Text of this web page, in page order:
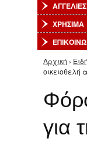
ΑΓΓΕΛΙΕΣ
ΧΡΗΣΙΜΑ
Είστε
Αρχική ›
οικειοθελή
για